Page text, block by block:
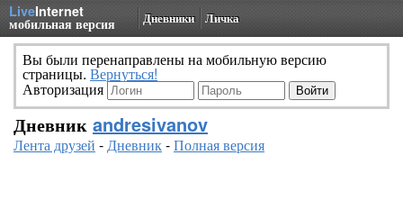
LiveInternet
мобильная версия Дневники Личка
Вы были перенаправлены на мобильную версию
страницы. Вернуться!
Авторизация
Дневник andresivanov
Лента друзей -Дневник-Полная версия